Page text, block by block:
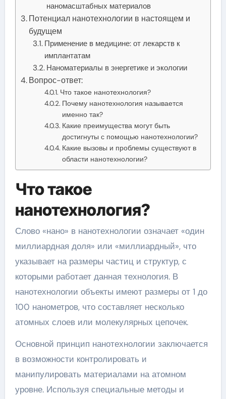
наномасштабных материалов
Потенциал нанотехнологии в настоящем и
будущем
Применение в медицине: от лекарств к
имплантатам
Наноматериалы в энергетике и экологии
Вопрос-ответ:
Что такое нанотехнология?
Почему нанотехнология называется
именно так?
Какие преимущества могут быть
достигнуты с помощью нанотехнологии?
Какие вызовы и проблемы существуют в
области нанотехнологии?
Что такое
нанотехнология?
Слово «нано» в нанотехнологии означает «один
миллиардная доля» или «миллиардный», что
указывает на размеры частиц и структур, с
которыми работает данная технология. В
нанотехнологии объекты имеют размеры от 1 до
100 нанометров, что составляет несколько
атомных слоев или молекулярных цепочек.
Основной принцип нанотехнологии заключается
в возможности контролировать и
манипулировать материалами на атомном
уровне. Используя специальные методы и